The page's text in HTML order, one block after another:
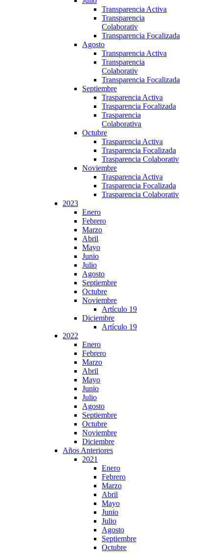
Transparencia Activa
Transparencia
Colaborativ
Transparencia Focalizada
Agosto
Transparencia Activa
Transparencia
Colaborativ
Transparencia Focalizada
Septiembre
Trasparencia Activa
Trasparencia Focalizada
Trasparencia
Colaborativa
Octubre
Trasparencia Activa
Trasparencia Focalizada
Trasparencia Colaborativ
Noviembre
Trasparencia Activa
Trasparencia Focalizada
Trasparencia Colaborativ
2023
Enero
Febrero
Marzo
Abril
Mayo
Junio
Julio
Agosto
Septiembre
Octubre
Noviembre
Artículo 19
Diciembre
Artículo 19
2022
Enero
Febrero
Marzo
Abril
Mayo
Junio
Julio
Agosto
Septiembre
Octubre
Noviembre
Diciembre
Años Anteriores
2021
Enero
Febrero
Marzo
Abril
Mayo
Junio
Julio
Agosto
Septiembre
Octubre